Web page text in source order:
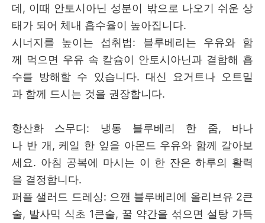
데, 이때 안토시아닌 성분이 밖으로 나오기 쉬운 상
태가 되어 체내 흡수율이 높아집니다.
시너지를 높이는 섭취법: 블루베리는 우유와 함
께 먹으면 우유 속 칼슘이 안토시아닌과 결합해 흡
수를 방해할 수 있습니다. 대신 요거트나 오트밀
과 함께 드시는 것을 권장합니다.
항산화 스무디: 냉동 블루베리 한 줌, 바나
나 반 개, 케일 한 잎을 아몬드 우유와 함께 갈아보
세요. 아침 공복에 마시는 이 한 잔은 하루의 활력
을 결정합니다.
퍼플 샐러드 드레싱: 으깬 블루베리에 올리브유 2큰
술, 발사믹 식초 1큰술, 꿀 약간을 섞으면 설탕 가득